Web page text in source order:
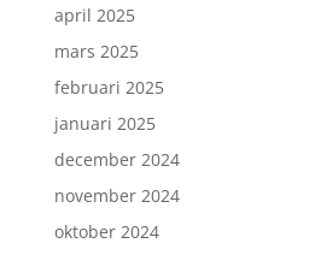
april 2025
mars 2025
februari 2025
januari 2025
december 2024
november 2024
oktober 2024